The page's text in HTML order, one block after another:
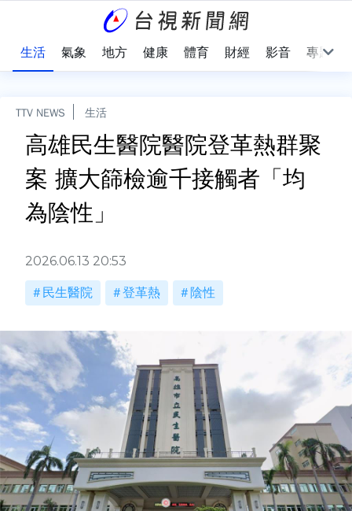
生活 氣象 地方 健康 體育 財經 影音 專題
TTV NEWS 生活
高雄民生醫院醫院登革熱群聚
案 擴大篩檢逾千接觸者「均
為陰性」
2026.06.13 20:53
民生醫院 登革熱 陰性